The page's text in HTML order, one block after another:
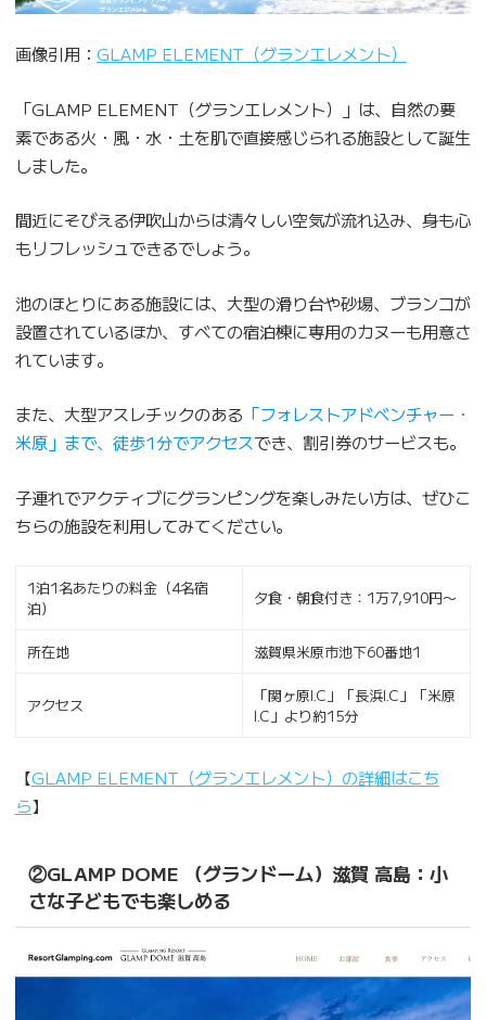
画像引用： GLAMP ELEMENT（グランエレメント）
「GLAMP ELEMENT（グランエレメント）」は、自然の要
素である火・風・水・土を肌で直接感じられる施設として誕生
しました。
間近にそびえる伊吹山からは清々しい空気が流れ込み、身も心
もリフレッシュできるでしょう。
池のほとりにある施設には、大型の滑り台や砂場、ブランコが
設置されているほか、すべての宿泊棟に専用のカヌーも用意さ
れています。
また、大型アスレチックのある 「フォレストアドベンチャー・
米原」まで、徒歩1分でアクセスでき、割引券のサービスも。
子連れでアクティブにグランピングを楽しみたい方は、ぜひこ
ちらの施設を利用してみてください。
1泊1名あたりの料金（4名宿
泊）
夕食・朝食付き：1万7,910円〜
所在地 滋賀県米原市池下60番地1
アクセス
「関ヶ原I.C」「長浜I.C」「米原
I.C」より約15分
【GLAMP ELEMENT（グランエレメント）の詳細はこち
ら】
②GLAMP DOME （グランドーム）滋賀 高島：小
さな子どもでも楽しめる